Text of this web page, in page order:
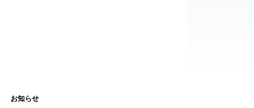
お知らせ